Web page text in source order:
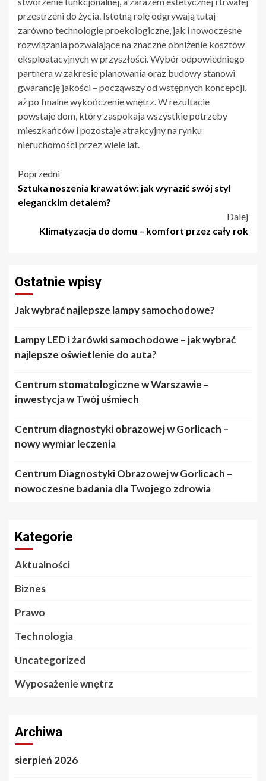
przestrzeni do życia. Istotną rolę odgrywają tutaj
zarówno technologie proekologiczne, jak i nowoczesne
rozwiązania pozwalające na znaczne obniżenie kosztów
eksploatacyjnych w przyszłości. Wybór odpowiedniego
partnera w zakresie planowania oraz budowy stanowi
gwarancję jakości – począwszy od wstępnych koncepcji,
aż po finalne wykończenie wnętrz. W rezultacie
powstaje dom, który zaspokaja wszystkie potrzeby
mieszkańców i pozostaje atrakcyjny na rynku
nieruchomości przez wiele lat.
Nawigacja
wpisu
Poprzedni
Sztuka noszenia krawatów: jak wyrazić swój styl
eleganckim detalem?
Dalej
Klimatyzacja do domu – komfort przez cały rok
Ostatnie wpisy
Jak wybrać najlepsze lampy samochodowe?
Lampy LED i żarówki samochodowe – jak wybrać
najlepsze oświetlenie do auta?
Centrum stomatologiczne w Warszawie –
inwestycja w Twój uśmiech
Centrum diagnostyki obrazowej w Gorlicach –
nowy wymiar leczenia
Centrum Diagnostyki Obrazowej w Gorlicach –
nowoczesne badania dla Twojego zdrowia
Kategorie
Aktualności
Biznes
Prawo
Technologia
Uncategorized
Wyposażenie wnętrz
Archiwa
sierpień 2026